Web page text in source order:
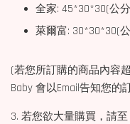
全家: 45*30*30(公
萊爾富: 30*30*30(
(若您所訂購的商品內容
Baby 會以Email告知您的
3. 若您欲大量購買，請